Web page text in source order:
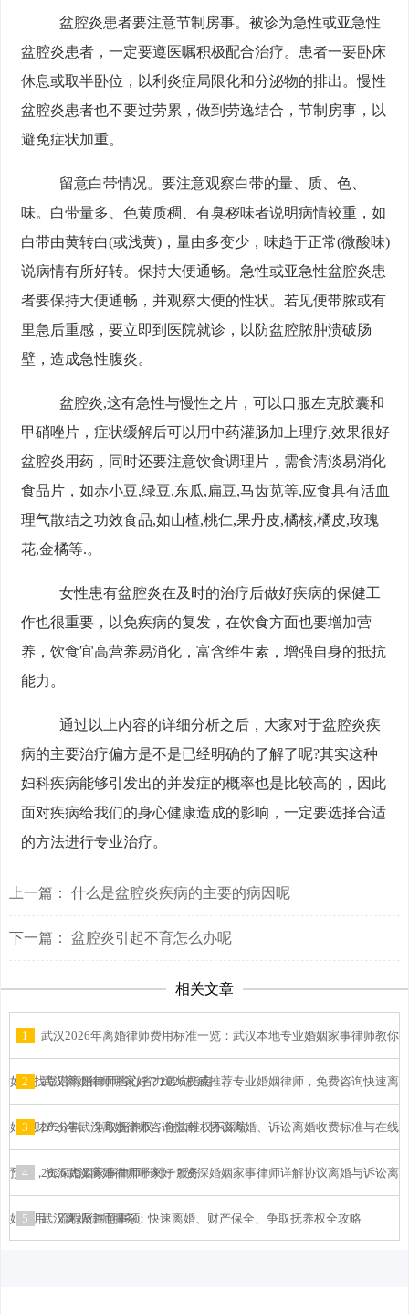
盆腔炎患者要注意节制房事。被诊为急性或亚急性
盆腔炎患者，一定要遵医嘱积极配合治疗。患者一要卧床
休息或取半卧位，以利炎症局限化和分泌物的排出。慢性
盆腔炎患者也不要过劳累，做到劳逸结合，节制房事，以
避免症状加重。
留意白带情况。要注意观察白带的量、质、色、
味。白带量多、色黄质稠、有臭秽味者说明病情较重，如
白带由黄转白(或浅黄)，量由多变少，味趋于正常(微酸味)
说病情有所好转。保持大便通畅。急性或亚急性盆腔炎患
者要保持大便通畅，并观察大便的性状。若见便带脓或有
里急后重感，要立即到医院就诊，以防盆腔脓肿溃破肠
壁，造成急性腹炎。
盆腔炎,这有急性与慢性之片，可以口服左克胶囊和
甲硝唑片，症状缓解后可以用中药灌肠加上理疗,效果很好
盆腔炎用药，同时还要注意饮食调理片，需食清淡易消化
食品片，如赤小豆,绿豆,东瓜,扁豆,马齿苋等,应食具有活血
理气散结之功效食品,如山楂,桃仁,果丹皮,橘核,橘皮,玫瑰
花,金橘等.。
女性患有盆腔炎在及时的治疗后做好疾病的保健工
作也很重要，以免疾病的复发，在饮食方面也要增加营
养，饮食宜高营养易消化，富含维生素，增强自身的抵抗
能力。
通过以上内容的详细分析之后，大家对于盆腔炎疾
病的主要治疗偏方是不是已经明确的了解了呢?其实这种
妇科疾病能够引发出的并发症的概率也是比较高的，因此
面对疾病给我们的身心健康造成的影响，一定要选择合适
的方法进行专业治疗。
上一篇： 什么是盆腔炎疾病的主要的病因呢
下一篇： 盆腔炎引起不育怎么办呢
相关文章
1 武汉2026年离婚律师费用标准一览：武汉本地专业婚姻家事律师教你
如何找靠谱离婚律师省心省力避坑指南
2 武汉离婚律师哪家好？2026权威推荐专业婚姻律师，免费咨询快速离
婚、财产分割、争取抚养权，合法维权不踩坑
3 2026年武汉离婚律师咨询指南：协议离婚、诉讼离婚收费标准与在线
预约，资深婚姻家事律师一对一服务
4 2026武汉离婚律师哪家好？资深婚姻家事律师详解协议离婚与诉讼离
婚费用、流程及注意事项
5 武汉离婚律师服务：快速离婚、财产保全、争取抚养权全攻略